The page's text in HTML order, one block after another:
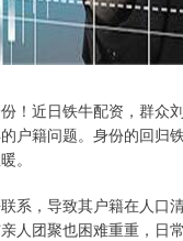
！近日铁牛配资，群众
户籍问题。身份的回归
。
系，导致其户籍在人口
人团聚也困难重重，日
1.42%